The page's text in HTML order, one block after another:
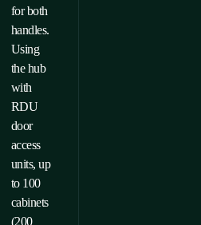
for both
handles.
Using
the hub
with
RDU
door
access
units, up
to 100
cabinets
(200